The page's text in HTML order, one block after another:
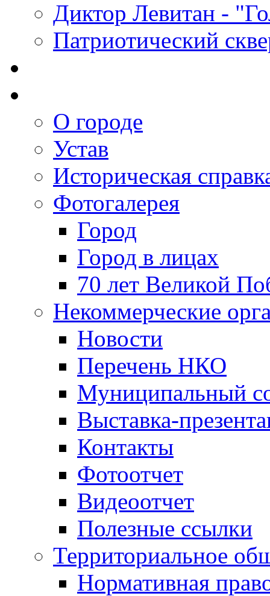
Диктор Левитан -
Патриотический
О городе
Устав
Историческая
Фотогалерея
Город
Город в лицах
70 лет Великой
Некоммерческие
Новости
Перечень НКО
Муниципальный
Выставка-
Контакты
Фотоотчет
Видеоотчет
Полезные ссылки
Территориальное
Нормативная